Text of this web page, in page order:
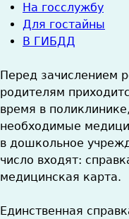
На госслужбу
Для гостайны
В ГИБДД
Перед зачислением
родителям
время в
необходимые
в дошкольное
число входят:
медицинская карта.
Единственная